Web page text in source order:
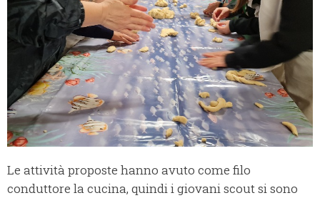
Le attività proposte hanno avuto come filo
conduttore la cucina, quindi i giovani scout si sono